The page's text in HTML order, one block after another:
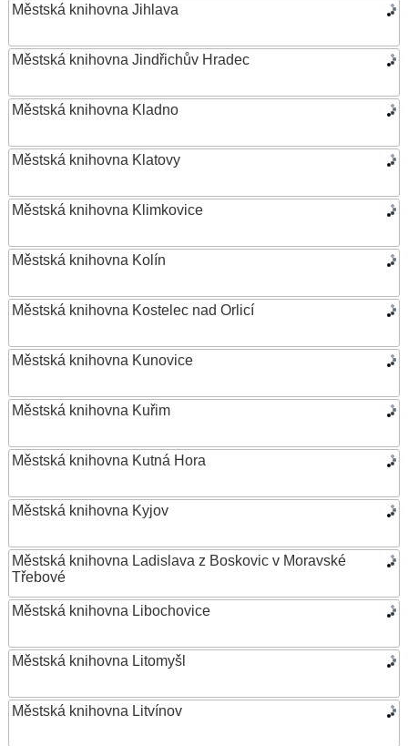
Městská knihovna Jihlava
Městská knihovna Jindřichův Hradec
Městská knihovna Kladno
Městská knihovna Klatovy
Městská knihovna Klimkovice
Městská knihovna Kolín
Městská knihovna Kostelec nad Orlicí
Městská knihovna Kunovice
Městská knihovna Kuřim
Městská knihovna Kutná Hora
Městská knihovna Kyjov
Městská knihovna Ladislava z Boskovic v Moravské
Třebové
Městská knihovna Libochovice
Městská knihovna Litomyšl
Městská knihovna Litvínov